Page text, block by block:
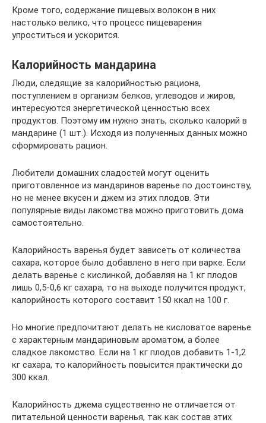
Кроме того, содержание пищевых волокон в них
настолько велико, что процесс пищеварения
упроститься и ускорится.
Калорийность мандарина
Люди, следящие за калорийностью рациона,
поступлением в организм белков, углеводов и жиров,
интересуются энергетической ценностью всех
продуктов. Поэтому им нужно знать, сколько калорий в
мандарине (1 шт.). Исходя из полученных данных можно
сформировать рацион.
Любители домашних сладостей могут оценить
приготовленное из мандаринов варенье по достоинству,
но не менее вкусен и джем из этих плодов. Эти
популярные виды лакомства можно приготовить дома
самостоятельно.
Калорийность варенья будет зависеть от количества
сахара, которое было добавлено в него при варке. Если
делать варенье с кислинкой, добавляя на 1 кг плодов
лишь 0,5-0,6 кг сахара, то на выходе получится продукт,
калорийность которого составит 150 ккал на 100 г.
Но многие предпочитают делать не кисловатое варенье
с характерным мандариновым ароматом, а более
сладкое лакомство. Если на 1 кг плодов добавить 1-1,2
кг сахара, то калорийность повысится практически до
300 ккал.
Калорийность джема существенно не отличается от
питательной ценности варенья, так как состав этих